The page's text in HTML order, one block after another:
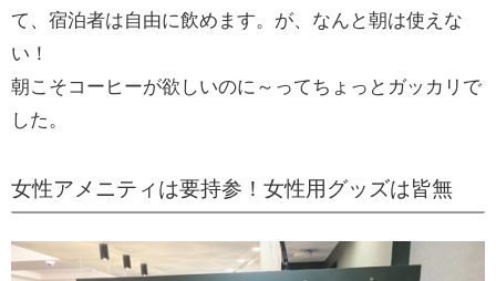
て、宿泊者は自由に飲めます。が、なんと朝は使えな
い！
朝こそコーヒーが欲しいのに～ってちょっとガッカリで
した。
女性アメニティは要持参！女性用グッズは皆無